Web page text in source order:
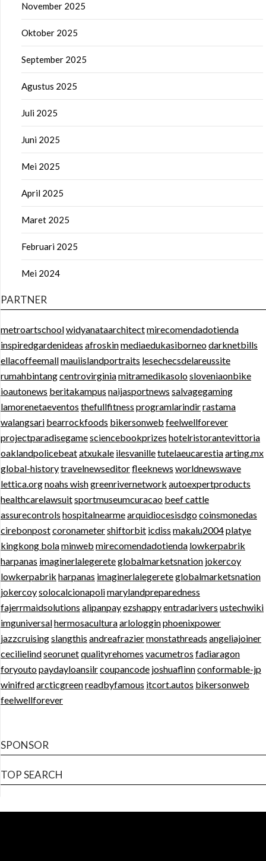
November 2025
Oktober 2025
September 2025
Agustus 2025
Juli 2025
Juni 2025
Mei 2025
April 2025
Maret 2025
Februari 2025
Mei 2024
PARTNER
metroartschoolwidyanataarchitectmirecomendadotienda
inspiredgardenideas afroskinmediaedukasiborneodarknetbills
ellacoffeemallmauiislandportraits lesechecsdelareussite
rumahbintangcentrovirginiamitramedikasolosloveniaonbike
ioautonews beritakampus naijasportnews salvagegaming
lamorenetaeventos thefullfitness programlarindirrastama
walangsari bearrockfoods bikersonweb feelwellforever
projectparadisegamesciencebookprizes hotelristorantevittoria
oaklandpolicebeatatxukale ilesvanilletutelaeucarestiaarting.mx
global-historytravelnewseditorfleeknews worldnewswave
lettica.orgnoahs wishgreenrivernetwork autoexpertproducts
healthcarelawsuitsportmuseumcuracao beef cattle
assurecontrols hospitalnearmearquidiocesisdgocoinsmonedas
cirebonpostcoronametershiftorbit icdiss makalu2004platye
kingkong bolaminweb mirecomendadotienda lowkerpabrik
harpanas imaginerlalegereteglobalmarketsnation jokercoy
lowkerpabrik harpanas imaginerlalegereteglobalmarketsnation
jokercoysolocalcionapolimarylandpreparedness
fajerrmaidsolutions alipanpayezshappyentradarivers ustechwiki
imguniversalhermosaculturaarlologginphoenixpower
jazzcruisingslangthis andreafraziermonstathreads angeliajoiner
cecilielindseorunetqualityrehomes vacumetros fadiaragon
foryoutopaydayloansilrcoupancode joshuaflinnconformable-jp
winifredarcticgreenreadbyfamous itcort.autos bikersonweb
feelwellforever
SPONSOR
TOP SEARCH